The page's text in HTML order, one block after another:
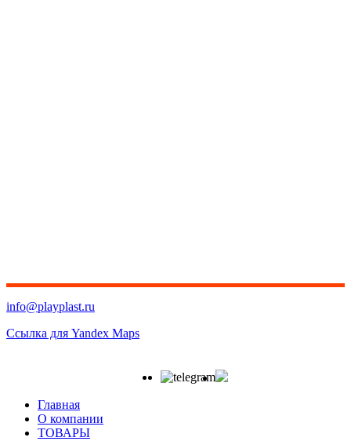
info@playplast.ru
Ссылка для Yandex Maps
Главная
О компании
ТОВАРЫ